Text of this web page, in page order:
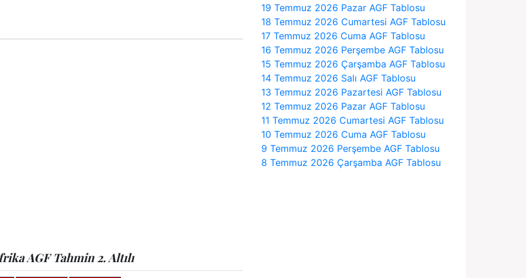
AGF Tahmin 2. Altılı
19 Temmuz 2026 Pazar AGF Tablosu
18 Temmuz 2026 Cumartesi AGF Tablosu
17 Temmuz 2026 Cuma AGF Tablosu
16 Temmuz 2026 Perşembe AGF Tablosu
15 Temmuz 2026 Çarşamba AGF Tablosu
14 Temmuz 2026 Salı AGF Tablosu
13 Temmuz 2026 Pazartesi AGF Tablosu
12 Temmuz 2026 Pazar AGF Tablosu
11 Temmuz 2026 Cumartesi AGF Tablosu
10 Temmuz 2026 Cuma AGF Tablosu
9 Temmuz 2026 Perşembe AGF Tablosu
8 Temmuz 2026 Çarşamba AGF Tablosu